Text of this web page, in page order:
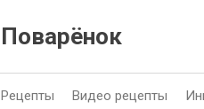
Поварёнок
Рецепты Видео рецепты